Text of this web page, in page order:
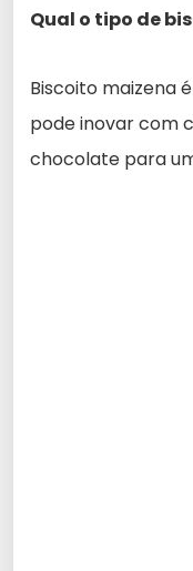
Qual o tipo de
Biscoito maizena
pode inovar com
chocolate para